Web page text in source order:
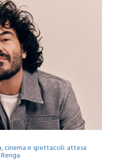
cinema e spettacoli: attesa